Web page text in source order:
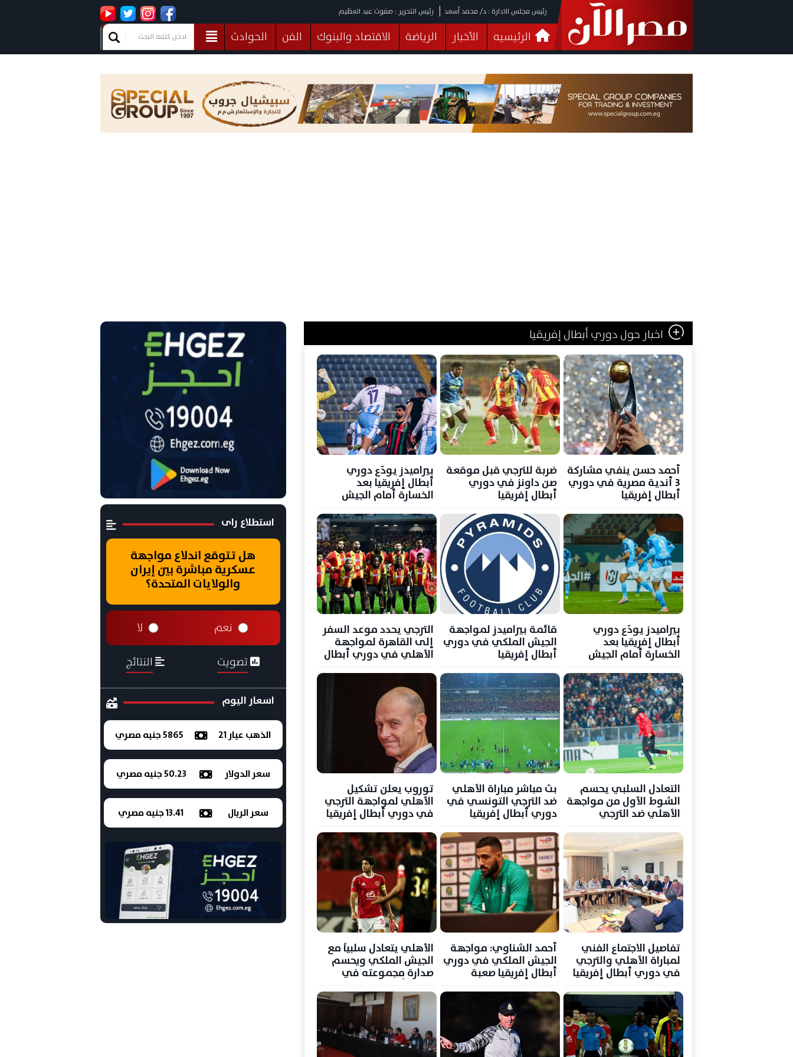
رئيس مجلس الادارة : د/ محمد أسعد رئيس التحرير : صفوت عبد العظيم
الرئيسيه الأخبار الرياضة الاقتصاد والبنوك الفن
الحوادث
فيديوهات
البرلمان صحة الثقافة خدمات منوعات
اخبار حول دوري أبطال إفريقيا
أحمد حسن ينفي مشاركة
3 أندية مصرية في دوري
أبطال إفريقيا
ضربة للترجي قبل موقعة
صن داونز في دوري
أبطال إفريقيا
بيراميدز يودّع دوري
أبطال إفريقيا بعد
الخسارة أمام الجيش
بيراميدز يودّع دوري
أبطال إفريقيا بعد
الخسارة أمام الجيش
مجموع المباراتين
قائمة بيراميدز لمواجهة
الجيش الملكي في دوري
أبطال إفريقيا
الترجي يحدد موعد السفر
إلى القاهرة لمواجهة
الأهلي في دوري أبطال
التعادل السلبي يحسم
الشوط الأول من مواجهة
الأهلي ضد الترجي
أبطال إفريقيا
بث مباشر مباراة الأهلي
ضد الترجي التونسي في
دوري أبطال إفريقيا
توروب يعلن تشكيل
الأهلي لمواجهة الترجي
في دوري أبطال إفريقيا
تفاصيل الاجتماع الفني
لمباراة الأهلي والترجي
في دوري أبطال إفريقيا
أحمد الشناوي: مواجهة
الجيش الملكي في دوري
أبطال إفريقيا صعبة
الأهلي يتعادل سلبياً مع
الجيش الملكي ويحسم
صدارة مجموعته في
استطلاع راى
هل تتوقع اندلاع مواجهة
عسكرية مباشرة بين إيران
والولايات المتحدة؟
نعم لا
تصويت النتائج
اسعار اليوم
الذهب عيار 21 5865 جنيه مصري
سعر الدولار 50.23 جنيه مصري
سعر الريال 13.41 جنيه مصري